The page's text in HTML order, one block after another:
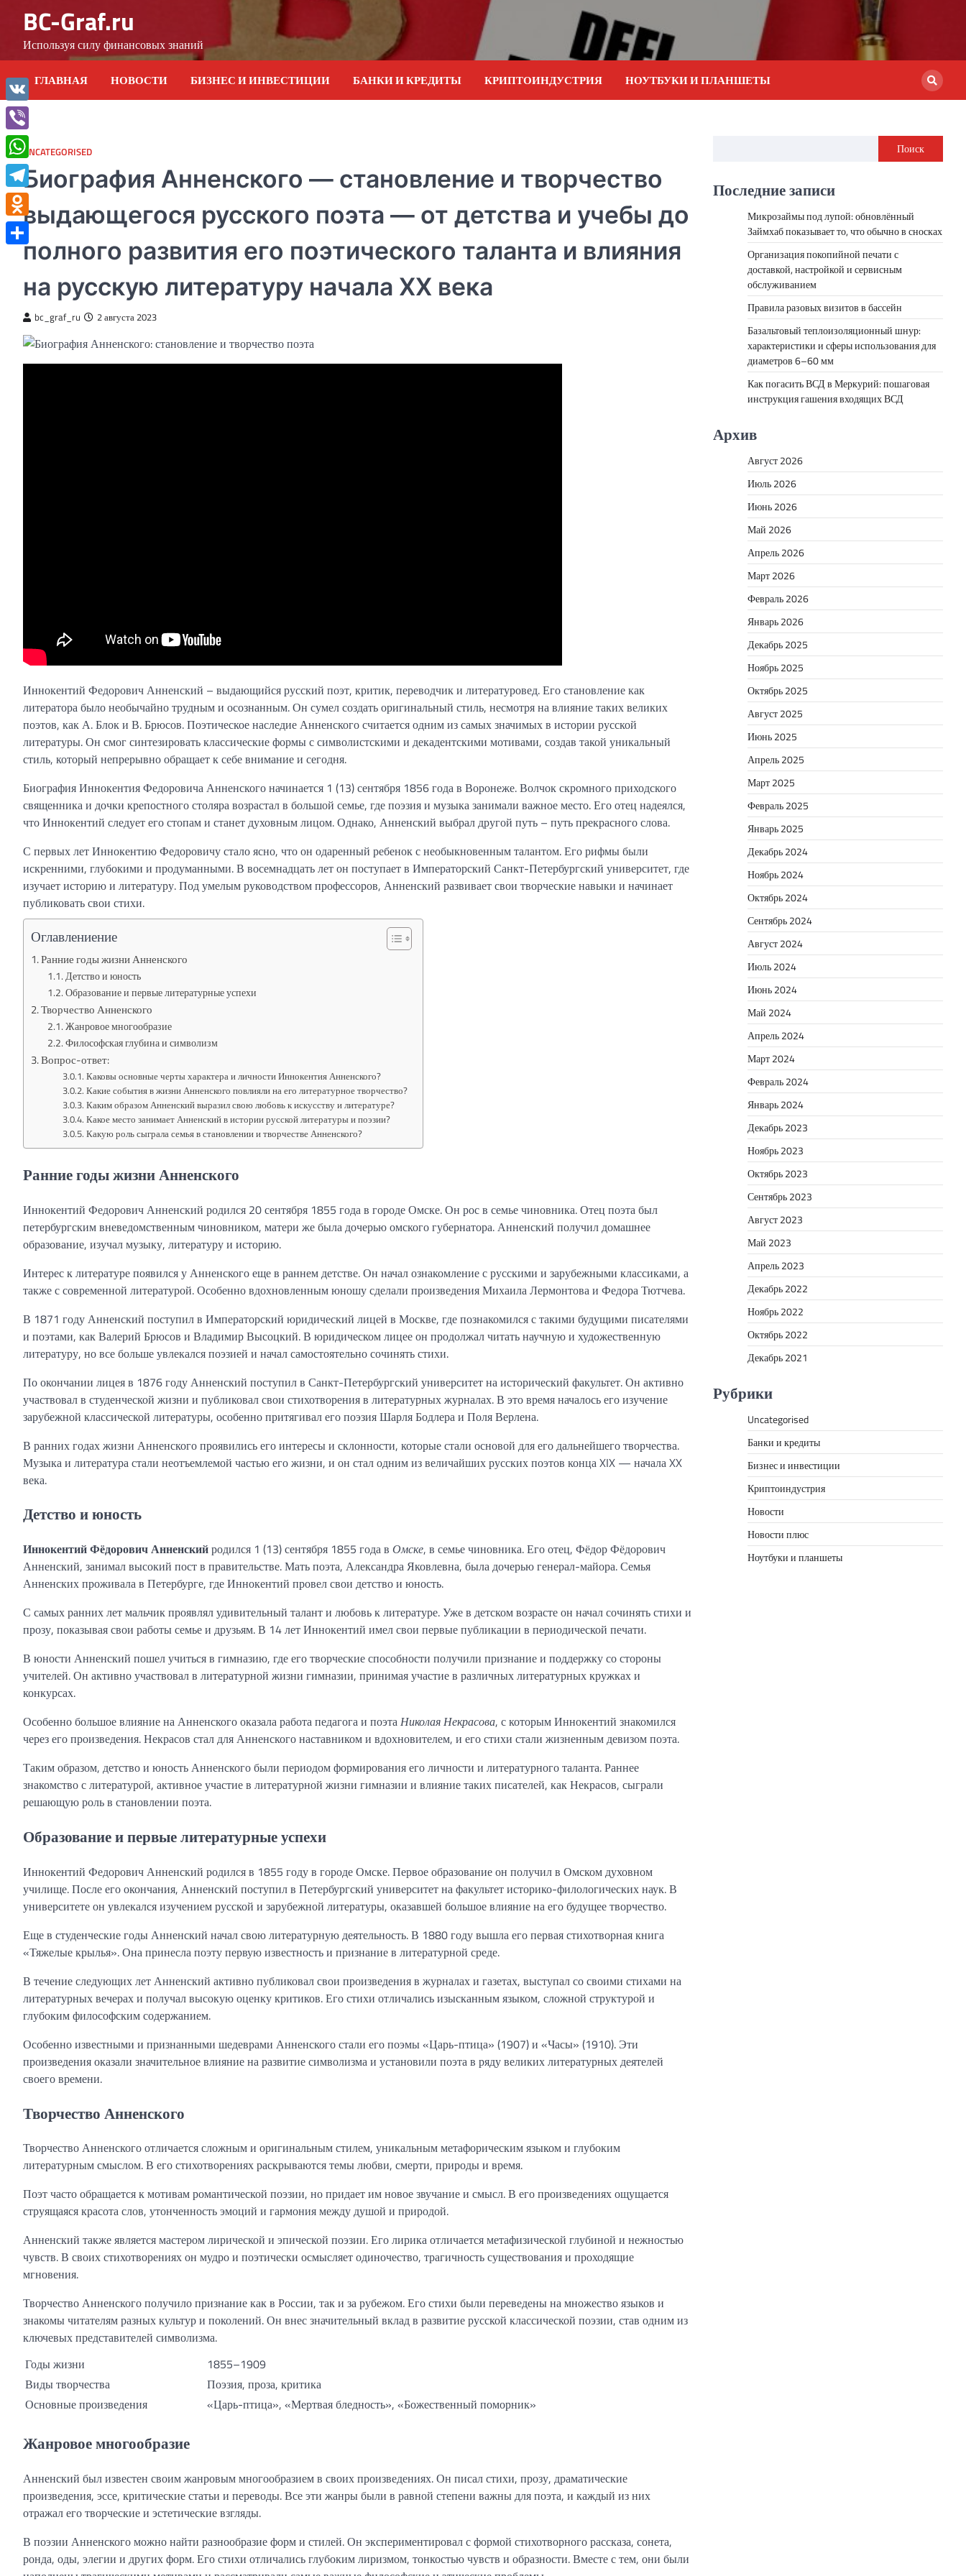
content
BC-Graf.ru
Используя силу финансовых знаний
ГЛАВНАЯ НОВОСТИ БИЗНЕС И ИНВЕСТИЦИИ БАНКИ И КРЕДИТЫ КРИПТОИНДУСТРИЯ НОУТБУКИ И ПЛАНШЕТЫ
UNCATEGORISED
Биография Анненского — становление и творчество
выдающегося русского поэта — от детства и учебы до
полного развития его поэтического таланта и влияния
на русскую литературу начала XX века
bc_graf_ru 2 августа 2023
Иннокентий Федорович Анненский – выдающийся русский поэт, критик, переводчик и литературовед. Его становление как
литератора было необычайно трудным и осознанным. Он сумел создать оригинальный стиль, несмотря на влияние таких великих
поэтов, как А. Блок и В. Брюсов. Поэтическое наследие Анненского считается одним из самых значимых в истории русской
литературы. Он смог синтезировать классические формы с символистскими и декадентскими мотивами, создав такой уникальный
стиль, который непрерывно обращает к себе внимание и сегодня.
Биография Иннокентия Федоровича Анненского начинается 1 (13) сентября 1856 года в Воронеже. Волчок скромного приходского
священника и дочки крепостного столяра возрастал в большой семье, где поэзия и музыка занимали важное место. Его отец надеялся,
что Иннокентий следует его стопам и станет духовным лицом. Однако, Анненский выбрал другой путь – путь прекрасного слова.
С первых лет Иннокентию Федоровичу стало ясно, что он одаренный ребенок с необыкновенным талантом. Его рифмы были
искренними, глубокими и продуманными. В восемнадцать лет он поступает в Императорский Санкт-Петербургский университет, где
изучает историю и литературу. Под умелым руководством профессоров, Анненский развивает свои творческие навыки и начинает
публиковать свои стихи.
Оглавлениение
Ранние годы жизни Анненского
Детство и юность
Образование и первые литературные успехи
Творчество Анненского
Жанровое многообразие
Философская глубина и символизм
Вопрос-ответ:
Каковы основные черты характера и личности Иннокентия Анненского?
Какие события в жизни Анненского повлияли на его литературное творчество?
Каким образом Анненский выразил свою любовь к искусству и литературе?
Какое место занимает Анненский в истории русской литературы и поэзии?
Какую роль сыграла семья в становлении и творчестве Анненского?
Ранние годы жизни Анненского
Иннокентий Федорович Анненский родился 20 сентября 1855 года в городе Омске. Он рос в семье чиновника. Отец поэта был
петербургским вневедомственным чиновником, матери же была дочерью омского губернатора. Анненский получил домашнее
образование, изучал музыку, литературу и историю.
Интерес к литературе появился у Анненского еще в раннем детстве. Он начал ознакомление с русскими и зарубежными классиками, а
также с современной литературой. Особенно вдохновленным юношу сделали произведения Михаила Лермонтова и Федора Тютчева.
В 1871 году Анненский поступил в Императорский юридический лицей в Москве, где познакомился с такими будущими писателями
и поэтами, как Валерий Брюсов и Владимир Высоцкий. В юридическом лицее он продолжал читать научную и художественную
литературу, но все больше увлекался поэзией и начал самостоятельно сочинять стихи.
По окончании лицея в 1876 году Анненский поступил в Санкт-Петербургский университет на исторический факультет. Он активно
участвовал в студенческой жизни и публиковал свои стихотворения в литературных журналах. В это время началось его изучение
зарубежной классической литературы, особенно притягивал его поэзия Шарля Бодлера и Поля Верлена.
В ранних годах жизни Анненского проявились его интересы и склонности, которые стали основой для его дальнейшего творчества.
Музыка и литература стали неотъемлемой частью его жизни, и он стал одним из величайших русских поэтов конца XIX — начала XX
века.
Детство и юность
Иннокентий Фёдорович Анненскийродился 1 (13) сентября 1855 года в Омске, в семье чиновника. Его отец, Фёдор Фёдорович
Анненский, занимал высокий пост в правительстве. Мать поэта, Александра Яковлевна, была дочерью генерал-майора. Семья
Анненских проживала в Петербурге, где Иннокентий провел свои детство и юность.
С самых ранних лет мальчик проявлял удивительный талант и любовь к литературе. Уже в детском возрасте он начал сочинять стихи и
прозу, показывая свои работы семье и друзьям. В 14 лет Иннокентий имел свои первые публикации в периодической печати.
В юности Анненский пошел учиться в гимназию, где его творческие способности получили признание и поддержку со стороны
учителей. Он активно участвовал в литературной жизни гимназии, принимая участие в различных литературных кружках и
конкурсах.
Особенно большое влияние на Анненского оказала работа педагога и поэтаНиколая Некрасова, с которым Иннокентий знакомился
через его произведения. Некрасов стал для Анненского наставником и вдохновителем, и его стихи стали жизненным девизом поэта.
Таким образом, детство и юность Анненского были периодом формирования его личности и литературного таланта. Раннее
знакомство с литературой, активное участие в литературной жизни гимназии и влияние таких писателей, как Некрасов, сыграли
решающую роль в становлении поэта.
Образование и первые литературные успехи
Иннокентий Федорович Анненский родился в 1855 году в городе Омске. Первое образование он получил в Омском духовном
училище. После его окончания, Анненский поступил в Петербургский университет на факультет историко-филологических наук. В
университете он увлекался изучением русской и зарубежной литературы, оказавшей большое влияние на его будущее творчество.
Еще в студенческие годы Анненский начал свою литературную деятельность. В 1880 году вышла его первая стихотворная книга
«Тяжелые крылья». Она принесла поэту первую известность и признание в литературной среде.
В течение следующих лет Анненский активно публиковал свои произведения в журналах и газетах, выступал со своими стихами на
литературных вечерах и получал высокую оценку критиков. Его стихи отличались изысканным языком, сложной структурой и
глубоким философским содержанием.
Особенно известными и признанными шедеврами Анненского стали его поэмы «Царь-птица» (1907) и «Часы» (1910). Эти
произведения оказали значительное влияние на развитие символизма и установили поэта в ряду великих литературных деятелей
своего времени.
Творчество Анненского
Творчество Анненского отличается сложным и оригинальным стилем, уникальным метафорическим языком и глубоким
литературным смыслом. В его стихотворениях раскрываются темы любви, смерти, природы и время.
Поэт часто обращается к мотивам романтической поэзии, но придает им новое звучание и смысл. В его произведениях ощущается
струящаяся красота слов, утонченность эмоций и гармония между душой и природой.
Анненский также является мастером лирической и эпической поэзии. Его лирика отличается метафизической глубиной и нежностью
чувств. В своих стихотворениях он мудро и поэтически осмысляет одиночество, трагичность существования и проходящие
мгновения.
Творчество Анненского получило признание как в России, так и за рубежом. Его стихи были переведены на множество языков и
знакомы читателям разных культур и поколений. Он внес значительный вклад в развитие русской классической поэзии, став одним из
ключевых представителей символизма.
Годы жизни
1855–1909
Виды творчества
Поэзия, проза, критика
Основные произведения
«Царь-птица», «Мертвая бледность», «Божественный поморник»
Жанровое многообразие
Анненский был известен своим жанровым многообразием в своих произведениях. Он писал стихи, прозу, драматические
произведения, эссе, критические статьи и переводы. Все эти жанры были в равной степени важны для поэта, и каждый из них
отражал его творческие и эстетические взгляды.
В поэзии Анненского можно найти разнообразие форм и стилей. Он экспериментировал с формой стихотворного рассказа, сонета,
ронда, оды, элегии и других форм. Его стихи отличались глубоким лиризмом, тонкостью чувств и образности. Вместе с тем, они были
Поиск
Последние записи
Микрозаймы под лупой: обновлённый
Займхаб показывает то, что обычно в сносках
Организация покопийной печати с
доставкой, настройкой и сервисным
обслуживанием
Правила разовых визитов в бассейн
Базальтовый теплоизоляционный шнур:
характеристики и сферы использования для
диаметров 6–60 мм
Как погасить ВСД в Меркурий: пошаговая
инструкция гашения входящих ВСД
Архив
Август 2026
Июль 2026
Июнь 2026
Май 2026
Апрель 2026
Март 2026
Февраль 2026
Январь 2026
Декабрь 2025
Ноябрь 2025
Октябрь 2025
Август 2025
Июнь 2025
Апрель 2025
Март 2025
Февраль 2025
Январь 2025
Декабрь 2024
Ноябрь 2024
Октябрь 2024
Сентябрь 2024
Август 2024
Июль 2024
Июнь 2024
Май 2024
Апрель 2024
Март 2024
Февраль 2024
Январь 2024
Декабрь 2023
Ноябрь 2023
Октябрь 2023
Сентябрь 2023
Август 2023
Май 2023
Апрель 2023
Декабрь 2022
Ноябрь 2022
Октябрь 2022
Декабрь 2021
Рубрики
Uncategorised
Банки и кредиты
Бизнес и инвестиции
Криптоиндустрия
Новости
Новости плюс
Ноутбуки и планшеты
VK
Viber
WhatsApp
Telegram
Odnoklassniki
Отправить